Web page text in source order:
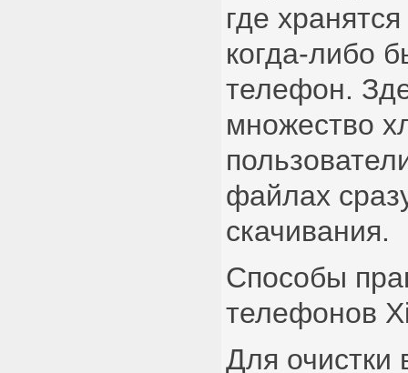
где
когда-либо
телефон.
множество
файлах
скачивания.
Способы
телефонов
Для очистки